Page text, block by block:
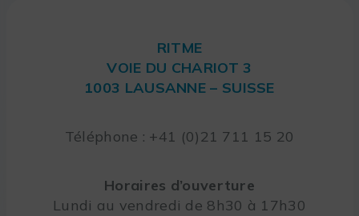
RITME
VOIE DU CHARIOT 3
1003 LAUSANNE – SUISSE
Téléphone : +41 (0)21 711 15 20
Horaires d’ouverture
Lundi au vendredi de 8h30 à 17h30